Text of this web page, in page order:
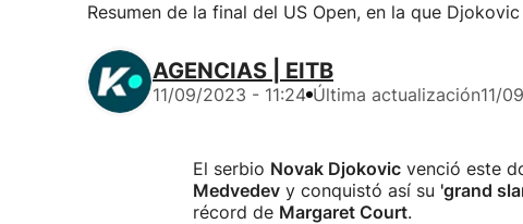
Resumen de la final del US Open, en la que
AGENCIAS | EITB
11/09/2023 - 11:24 Última actualización11/
El serbio Novak Djokovic venció este
Medvedev y conquistó así su 'grand
récord de Margaret Court.